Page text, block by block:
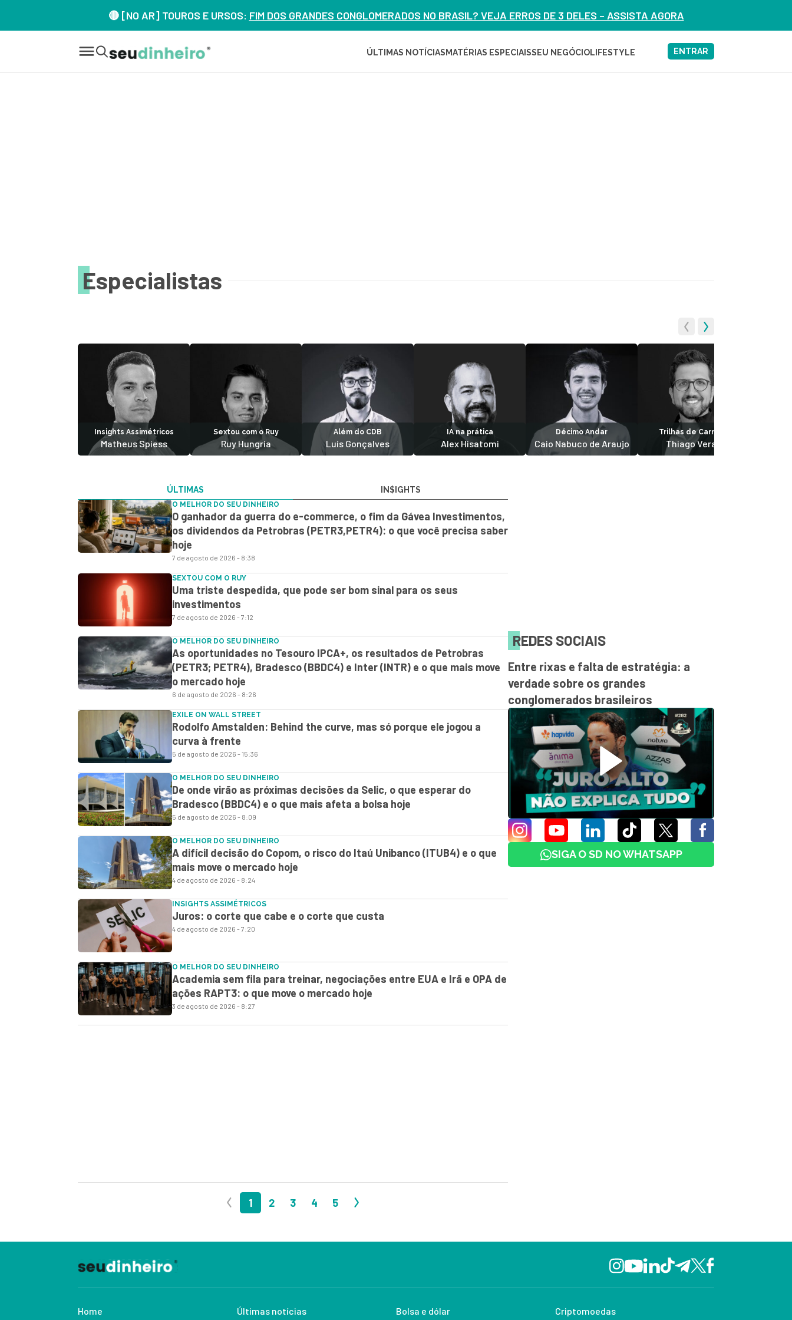
🔴 [NO AR] TOUROS E URSOS: FIM DOS GRANDES CONGLOMERADOS NO BRASIL? VEJA ERROS DE 3 DELES – ASSISTA AGORA
ÚLTIMAS NOTÍCIAS MATÉRIAS ESPECIAISSEU NEGÓCIOLIFESTYLE ENTRAR
Especialistas
Insights Assimétricos
Matheus Spiess
Sextou com o Ruy
Ruy Hungria
Além do CDB
Luís Gonçalves
IA na prática
Alex Hisatomi
Décimo Andar
Caio Nabuco de Araujo
Trilhas de Carreira
Thiago Veras
ÚLTIMAS IN$IGHTS
O MELHOR DO SEU DINHEIRO
O ganhador da guerra do e-commerce, o fim da Gávea Investimentos,
os dividendos da Petrobras (PETR3,PETR4): o que você precisa saber
hoje
7 de agosto de 2026 - 8:38
SEXTOU COM O RUY
Uma triste despedida, que pode ser bom sinal para os seus
investimentos
7 de agosto de 2026 - 7:12
O MELHOR DO SEU DINHEIRO
As oportunidades no Tesouro IPCA+, os resultados de Petrobras
(PETR3; PETR4), Bradesco (BBDC4) e Inter (INTR) e o que mais move
o mercado hoje
6 de agosto de 2026 - 8:26
EXILE ON WALL STREET
Rodolfo Amstalden: Behind the curve, mas só porque ele jogou a
curva à frente
5 de agosto de 2026 - 15:36
O MELHOR DO SEU DINHEIRO
De onde virão as próximas decisões da Selic, o que esperar do
Bradesco (BBDC4) e o que mais afeta a bolsa hoje
5 de agosto de 2026 - 8:09
O MELHOR DO SEU DINHEIRO
A difícil decisão do Copom, o risco do Itaú Unibanco (ITUB4) e o que
mais move o mercado hoje
4 de agosto de 2026 - 8:24
INSIGHTS ASSIMÉTRICOS
Juros: o corte que cabe e o corte que custa
4 de agosto de 2026 - 7:20
O MELHOR DO SEU DINHEIRO
Academia sem fila para treinar, negociações entre EUA e Irã e OPA de
ações RAPT3: o que move o mercado hoje
3 de agosto de 2026 - 8:27
1 2 3 4 5
REDES SOCIAIS
Entre rixas e falta de estratégia: a
verdade sobre os grandes
conglomerados brasileiros
SIGA O SD NO WHATSAPP
Home Últimas notícias Bolsa e dólar Criptomoedas